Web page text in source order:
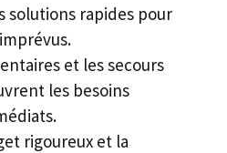
solutions rapides pour
et les secours
les besoins
rigoureux et la